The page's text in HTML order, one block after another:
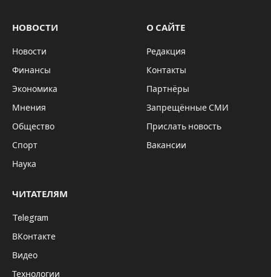
НОВОСТИ
Новости
Финансы
Экономика
Мнения
Общество
Спорт
Наука
О САЙТЕ
Редакция
Контакты
Партнёры
Запрещённые СМИ
Прислать новость
Вакансии
ЧИТАТЕЛЯМ
Telegram
ВКонтакте
Видео
Технологии